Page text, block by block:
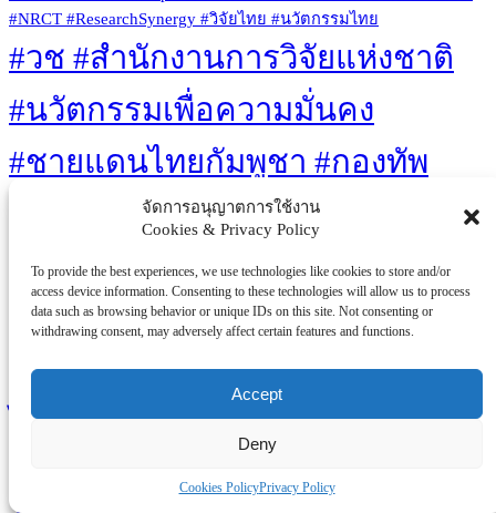
จัดการอนุญาตการใช้งาน
Cookies & Privacy Policy
To provide the best experiences, we use technologies like cookies to store and/or
access device information. Consenting to these technologies will allow us to process
data such as browsing behavior or unique IDs on this site. Not consenting or
withdrawing consent, may adversely affect certain features and functions.
Accept
Deny
Cookies PolicyPrivacy Policy
#NRCT #ResearchSynergy #วิจัยไทย #นวัตกรรมไทย
#วช #สำนักงานการวิจัยแห่งชาติ
#นวัตกรรมเพื่อความมั่นคง
#ชายแดนไทยกัมพูชา #กองทัพ
ภาคที่2 #งานวิจัยเพื่อสังคม
#เทคโนโลยีไทย #โดรนลาด
ตระเวน #บล็อกผนังนวัตกรรมสี
เขียว #เท้าเทียมไดนามิก #ไทยวิจัย
ไทยทำ
Technology